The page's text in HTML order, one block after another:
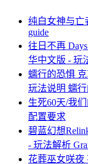
纯白女神与亡
guide
往日不再
华中文版 - 玩
蠕行的恐惧 克
玩法说明 蠕
生死60天/我们
配置要求
碧蓝幻想
- 玩法解析
花葬巫女咲夜